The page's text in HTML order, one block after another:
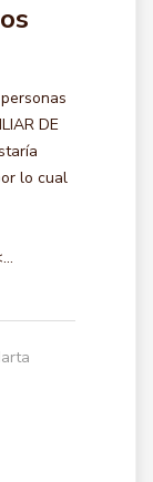
DE
lo cual